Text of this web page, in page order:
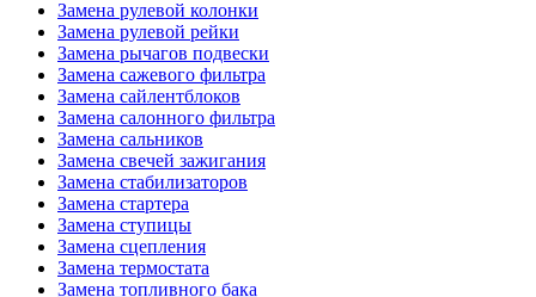
Замена рулевой колонки
Замена рулевой рейки
Замена рычагов подвески
Замена сажевого фильтра
Замена сайлентблоков
Замена салонного фильтра
Замена сальников
Замена свечей зажигания
Замена стабилизаторов
Замена стартера
Замена ступицы
Замена сцепления
Замена термостата
Замена топливного бака